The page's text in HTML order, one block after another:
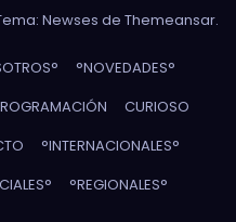
Newses de Themeansar.
°NOVEDADES°
CURIOSO
°INTERNACIONALES°
°REGIONALES°